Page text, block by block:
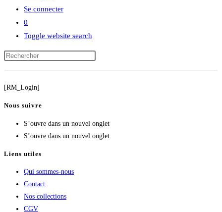
Se connecter
0
Toggle website search
[RM_Login]
Nous suivre
S’ouvre dans un nouvel onglet
S’ouvre dans un nouvel onglet
Liens utiles
Qui sommes-nous
Contact
Nos collections
CGV